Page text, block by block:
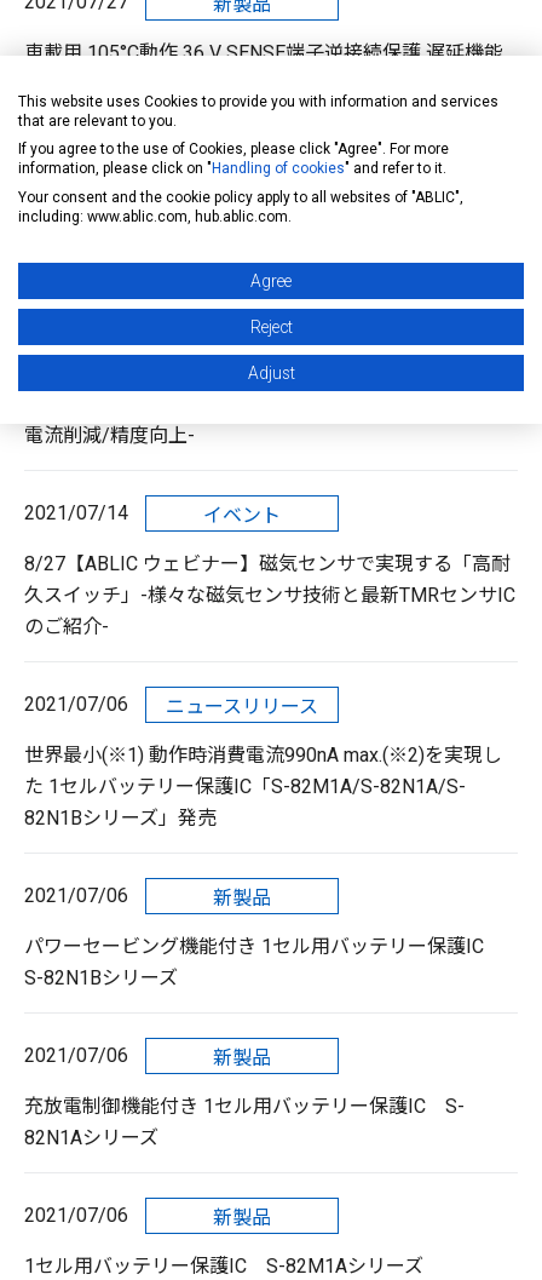
車載用 105°C動作 36 V SENSE端子逆接続保護 遅延機能
19113xxxHシリーズ
2021/07/27 製品ハイライト
サポート S-191L/S-191Nシリーズ
2021/07/27 製品ハイライト
電流削減/精度向上-
2021/07/14 イベント
8/27【ABLIC ウェビナー】磁気センサで実現する「高耐
久スイッチ」-様々な磁気センサ技術と最新TMRセンサIC
のご紹介-
2021/07/06 ニュースリリース
世界最小(※1) 動作時消費電流990nA max.(※2)を実現し
た 1セルバッテリー保護IC「S-82M1A/S-82N1A/S-
82N1Bシリーズ」発売
2021/07/06 新製品
パワーセービング機能付き 1セル用バッテリー保護IC
S-82N1Bシリーズ
2021/07/06 新製品
充放電制御機能付き 1セル用バッテリー保護IC S-
82N1Aシリーズ
2021/07/06 新製品
1セル用バッテリー保護IC S-82M1Aシリーズ
This website uses Cookies to provide you with information and services
that are relevant to you.
If you agree to the use of Cookies, please click "Agree". For more
information, please click on "Handling of cookies" and refer to it.
Your consent and the cookie policy apply to all websites of "ABLIC",
including: www.ablic.com, hub.ablic.com.
Agree
Reject
Adjust